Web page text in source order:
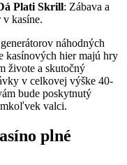
Plati Skrill: Zábava a
kasíne.
náhodných
kasínových hier majú hry
živote a skutočný
v celkovej výške 40-
bude poskytnutý
valci.
plné